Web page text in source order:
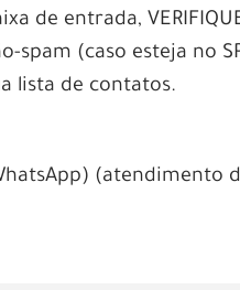
de entrada,
spam (caso esteja no
lista de contatos.
(atendimento